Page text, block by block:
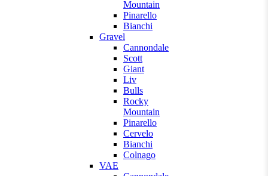
Mountain
Pinarello
Bianchi
Gravel
Cannondale
Scott
Giant
Liv
Bulls
Rocky
Mountain
Pinarello
Cervelo
Bianchi
Colnago
VAE